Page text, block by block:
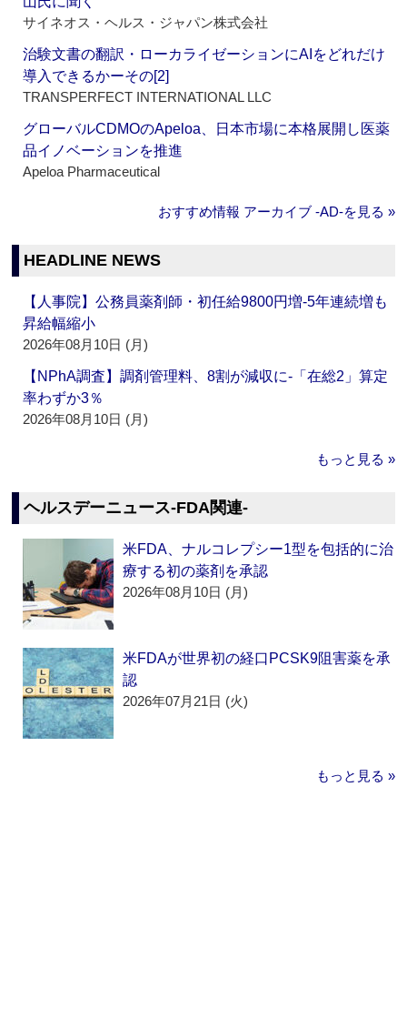
サイネオス・ヘルス・ジャパン株式会社
治験文書の翻訳・ローカライゼーションにAIをどれだけ
導入できるかーその[2]
TRANSPERFECT INTERNATIONAL LLC
グローバルCDMOのApeloa、日本市場に本格展開し医薬
品イノベーションを推進
Apeloa Pharmaceutical
おすすめ情報 アーカイブ ‐AD‐を見る »
HEADLINE NEWS
【人事院】公務員薬剤師・初任給9800円増‐5年連続増も
昇給幅縮小
2026年08月10日 (月)
【NPhA調査】調剤管理料、8割が減収に‐「在総2」算定
率わずか3％
2026年08月10日 (月)
もっと見る »
ヘルスデーニュース‐FDA関連‐
米FDA、ナルコレプシー1型を包括的に治
療する初の薬剤を承認
2026年08月10日 (月)
米FDAが世界初の経口PCSK9阻害薬を承
認
2026年07月21日 (火)
もっと見る »